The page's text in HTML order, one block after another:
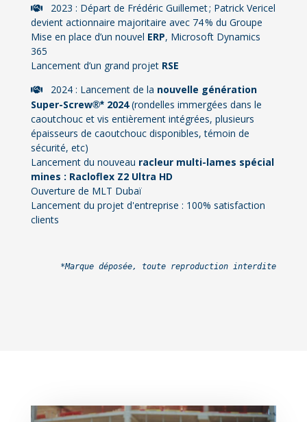
2023 : Départ de Frédéric Guillemet ; Patrick Vericel
devient actionnaire majoritaire avec 74 % du Groupe
Mise en place d’un nouvel ERP, MicrosoftDynamics
365
Lancement d’un grand projet RSE
2024 : Lancement de la nouvelle génération
Super-Screw®*2024(rondelles immergées dans le
caoutchouc et vis entièrement intégrées, plusieurs
épaisseurs de caoutchouc disponibles, témoin de
sécurité, etc)
Lancement du nouveau racleur multi-lames spécial
mines : Racloflex Z2 Ultra HD
Ouverture de MLT Dubaï
Lancement du projet d'entreprise : 100% satisfaction
clients
*Marque déposée, toute reproduction interdite